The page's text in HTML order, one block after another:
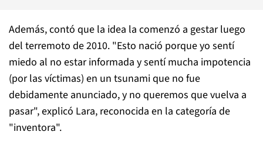
Además, contó que la idea la comenzó a gestar luego
del terremoto de 2010. "Esto nació porque yo sentí
miedo al no estar informada y sentí mucha impotencia
(por las víctimas) en un tsunami que no fue
debidamente anunciado, y no queremos que vuelva a
pasar", explicó Lara, reconocida en la categoría de
"inventora".